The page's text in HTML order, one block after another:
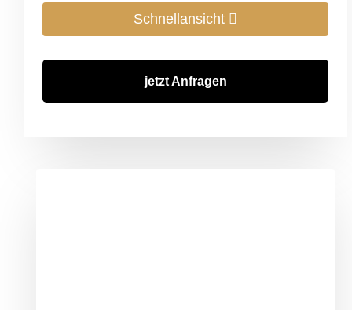
Schnellansicht
jetzt Anfragen